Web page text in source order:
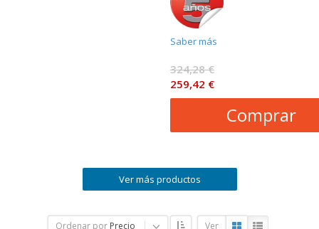
Saber más
324,28 €
259,42 €
Comprar
Ver más productos
Ordenar por Precio Ver